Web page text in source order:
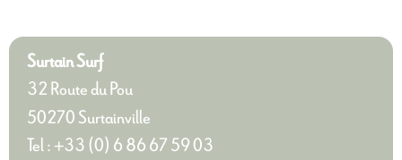
Surtain Surf
32 Route du Pou
50270 Surtainville
Tel : +33 (0) 6 86 67 59 03